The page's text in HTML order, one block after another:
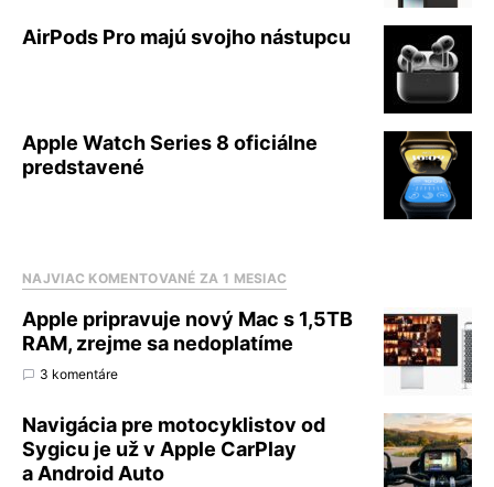
AirPods Pro majú svojho nástupcu
Apple Watch Series 8 oficiálne
predstavené
NAJVIAC KOMENTOVANÉ ZA 1 MESIAC
Apple pripravuje nový Mac s 1,5TB
RAM, zrejme sa nedoplatíme
3 komentáre
Navigácia pre motocyklistov od
Sygicu je už v Apple CarPlay
a Android Auto